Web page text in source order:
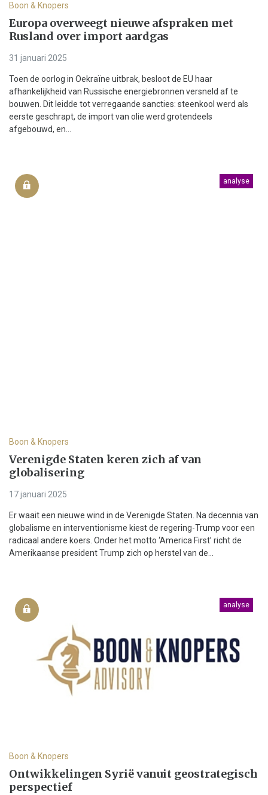
Boon & Knopers
Europa overweegt nieuwe afspraken met
Rusland over import aardgas
31 januari 2025
Toen de oorlog in Oekraïne uitbrak, besloot de EU haar
afhankelijkheid van Russische energiebronnen versneld af te
bouwen. Dit leidde tot verregaande sancties: steenkool werd als
eerste geschrapt, de import van olie werd grotendeels
afgebouwd, en...
analyse
Boon & Knopers
Verenigde Staten keren zich af van
globalisering
17 januari 2025
Er waait een nieuwe wind in de Verenigde Staten. Na decennia van
globalisme en interventionisme kiest de regering-Trump voor een
radicaal andere koers. Onder het motto ‘America First’ richt de
Amerikaanse president Trump zich op herstel van de...
analyse
Boon & Knopers
Ontwikkelingen Syrië vanuit geostrategisch
perspectief